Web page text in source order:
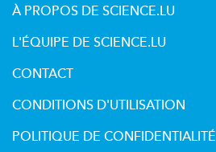
À PROPOS DE SCIENCE.LU
L'ÉQUIPE DE SCIENCE.LU
CONTACT
CONDITIONS D'UTILISATION
POLITIQUE DE CONFIDENTIALITÉ